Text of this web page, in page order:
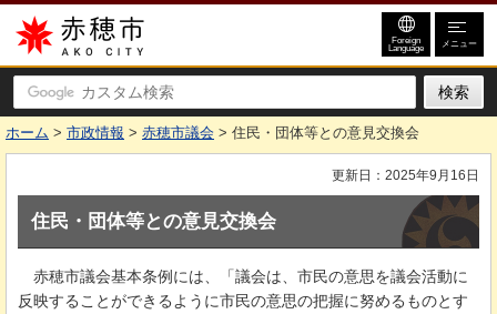
赤穂市
Foreign
Language メニュー
ホーム > 市政情報 > 赤穂市議会 > 住民・団体等との意見交換会
更新日：2025年9月16日
住民・団体等との意見交換会
赤穂市議会基本条例には、「議会は、市民の意思を議会活動に
反映することができるように市民の意思の把握に努めるものとす